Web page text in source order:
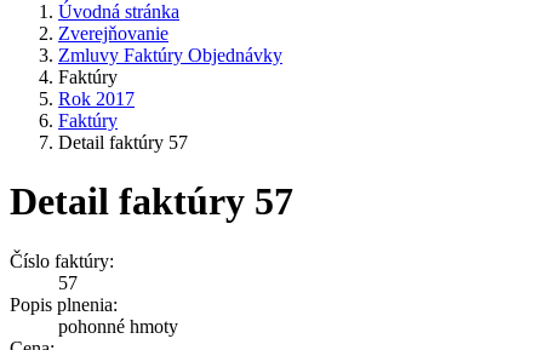
Úvodná stránka
Zverejňovanie
Zmluvy Faktúry Objednávky
Faktúry
Rok 2017
Faktúry
Detail faktúry 57
Detail faktúry 57
Číslo faktúry:
57
Popis plnenia:
pohonné hmoty